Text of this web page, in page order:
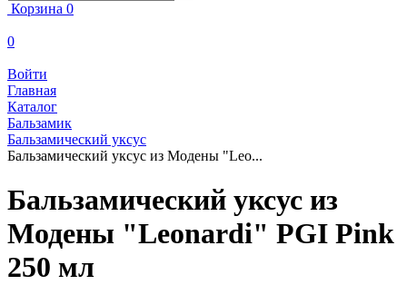
Корзина 0
0
Войти
Главная
Каталог
Бальзамик
Бальзамический уксус
Бальзамический уксус из Модены "Leo...
Бальзамический уксус из
Модены "Leonardi" PGI Pink
250 мл